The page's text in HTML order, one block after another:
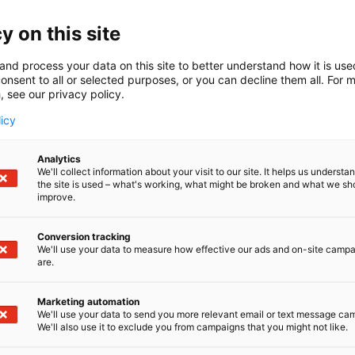
laminaarikaappeihin suunniteltu uuden sukupolven
Se tarjoaa jatkuvan, turvallisen ja
on this site
process your data on this site to better understand how it is
to all or selected purposes, or you can decline them all. For
see our privacy policy.
Analytics
We'll collect information about your visit to our site. It helps us
the site is used – what's working, what might be broken and what we
improve.
Conversion tracking
We'll use your data to measure how effective our ads and on-site
are.
Marketing automation
We'll use your data to send you more relevant email or text message
We'll also use it to exclude you from campaigns that you might not like.